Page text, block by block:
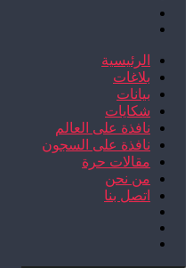
الرئيسية
بلاغات
بيانات
شكايات
نافذة على العالم
نافذة على السجون
مقالات حرة
من نحن
اتصل بنا